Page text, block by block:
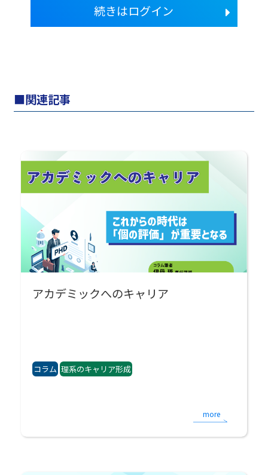
続きはログイン
関連記事
アカデミックへのキャリア
コラム 理系のキャリア形成
more